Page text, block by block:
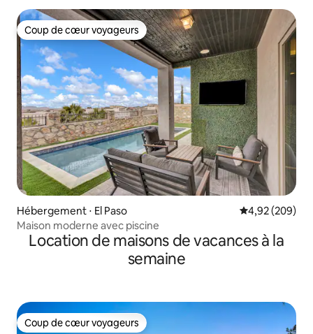
Coup de cœur voyageurs
Coup de cœur voyageurs
Hébergement ⋅ El Paso Évaluation
4,92 (209)
Maison moderne avec piscine
Location de maisons de vacances à la
semaine
Coup de cœur voyageurs
Coup de cœur voyageurs